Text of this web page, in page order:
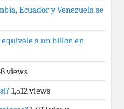
Ecuador y Venezuela se
a un billón en
views
1,512 views